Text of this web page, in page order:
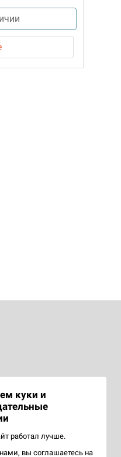
куки и
работал лучше.
вы соглашаетесь на